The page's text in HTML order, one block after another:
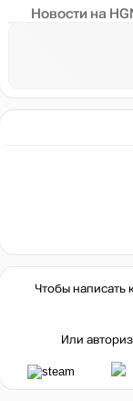
Новости на
Чтобы написать
Или